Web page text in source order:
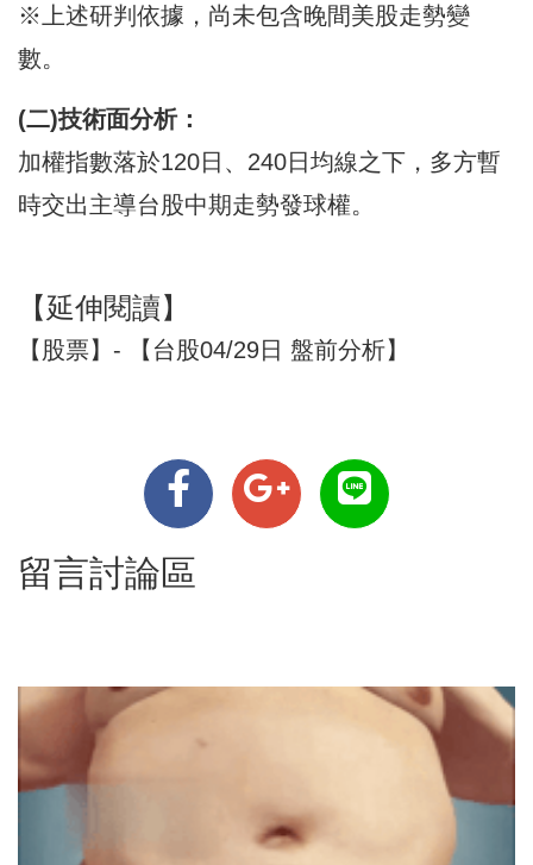
※上述研判依據，尚未包含晚間美股走勢變
數。
(二)技術面分析：
加權指數落於120日、240日均線之下，多方暫
時交出主導台股中期走勢發球權。
【延伸閱讀】
【股票】- 【台股04/29日 盤前分析】
留言討論區